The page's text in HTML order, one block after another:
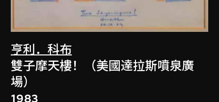
亨利．科布
雙子摩天樓！（美國達拉斯噴泉廣
場）
1983